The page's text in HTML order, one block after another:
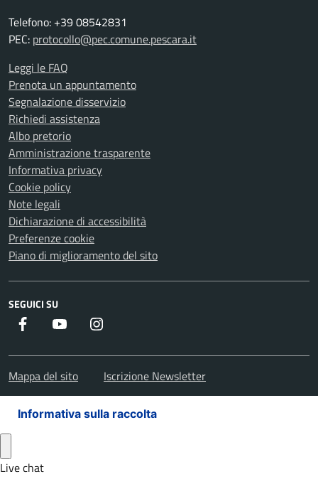
Telefono: +39 08542831
PEC: protocollo@pec.comune.pescara.it
Leggi le FAQ
Prenota un appuntamento
Segnalazione disservizio
Richiedi assistenza
Albo pretorio
Amministrazione trasparente
Informativa privacy
Cookie policy
Note legali
Dichiarazione di accessibilità
Preferenze cookie
Piano di miglioramento del sito
SEGUICI SU
Facebook Youtube
Mappa del sito Iscrizione Newsletter
Informativa sulla raccolta